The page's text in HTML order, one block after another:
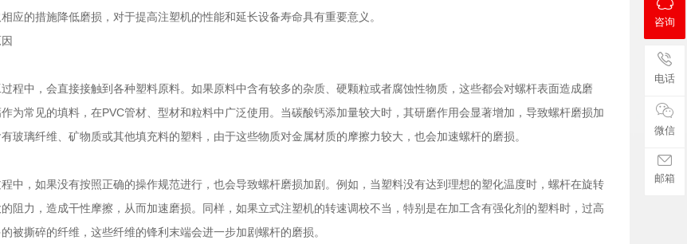
应的措施降低磨损，对于提高注塑机的性能和延长设备寿命具有重要意义。
程中，会直接接触到各种塑料原料。如果原料中含有较多的杂质、硬颗粒或者腐蚀性物质，这些都会对螺杆表面造成磨
为常见的填料，在PVC管材、型材和粒料中广泛使用。当碳酸钙添加量较大时，其研磨作用会显著增加，导致螺杆磨损加
玻璃纤维、矿物质或其他填充料的塑料，由于这些物质对金属材质的摩擦力较大，也会加速螺杆的磨损。
中，如果没有按照正确的操作规范进行，也会导致螺杆磨损加剧。例如，当塑料没有达到理想的塑化温度时，螺杆在旋转
阻力，造成干性摩擦，从而加速磨损。同样，如果立式注塑机的转速调校不当，特别是在加工含有强化剂的塑料时，过高
被撕碎的纤维，这些纤维的锋利末端会进一步加剧螺杆的磨损。
咨询
电话
微信
邮箱